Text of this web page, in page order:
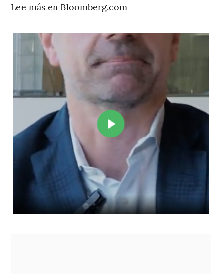
Lee más en Bloomberg.com